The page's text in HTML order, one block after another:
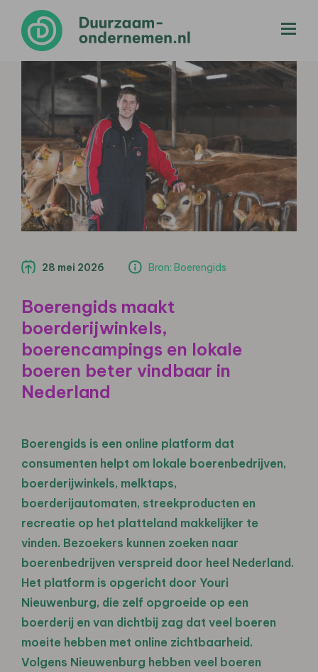
28 mei 2026 Bron: Boerengids
Boerengids maakt
boerderijwinkels,
boerencampings en lokale
boeren beter vindbaar in
Nederland
Boerengids is een online platform dat
consumenten helpt om lokale boerenbedrijven,
boerderijwinkels, melktaps,
boerderijautomaten, streekproducten en
recreatie op het platteland makkelijker te
vinden. Bezoekers kunnen zoeken naar
boerenbedrijven verspreid door heel Nederland.
Het platform is opgericht door Youri
Nieuwenburg, die zelf opgroeide op een
boerderij en van dichtbij zag dat veel boeren
moeite hebben met online zichtbaarheid.
Volgens Nieuwenburg hebben veel boeren